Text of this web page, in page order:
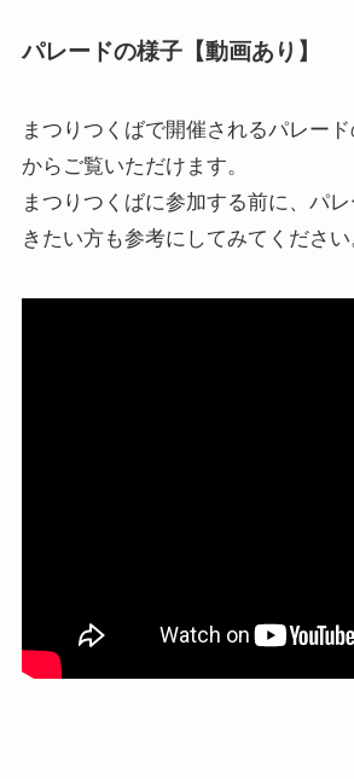
パレードの様子【動画あり】
まつりつくばで開催されるパレー
からご覧いただけます。
まつりつくばに参加する前に、パ
きたい方も参考にしてみてください